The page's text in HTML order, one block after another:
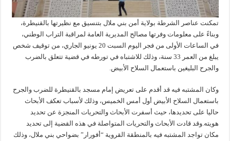
تمكنت عناصر الشرطة بولاية أمن بني ملال بتنسيق مع نظيرتها بالقنيطرة،
وبناءً على معلومات وفرتها مصالح المديرية العامة لمراقبة التراب الوطني،
في الساعات الأولى من فجر اليوم السبت 20 يونيو الجاري، من توقيف شخص
يبلغ من العمر 33 سنة، وذلك للاشتباه في تورطه في قضية تتعلق بالضرب
والجرح البليغين باستعمال السلاح الأبيض.
وكان المشتبه فيه قد أقدم على تعريض إمام مسجد بالقنيطرة للضرب والجرح
باستعمال السلاح الأبيض أول أمس الخميس، وذلك لأسباب تعكف الأبحاث
حاليا على تحديدها، حيث أسفرت الأبحاث والتحريات المنجزة عن تحديد
هويته.وقد قادت الأبحاث والتحريات المتواصلة في هذه القضية إلى تحديد
مكان تواجد المشتبه فيه بالمنطقة القروية “أفورار” بضواحي بني ملال، وذلك